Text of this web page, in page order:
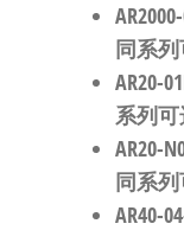
同系
AR20-
系列
AR20-
同系
AR40-